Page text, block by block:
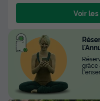
Voir
grâce